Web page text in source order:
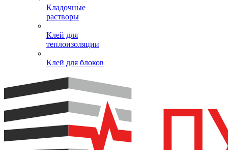
Кладочные
растворы
Клей для
теплоизоляции
Клей для блоков